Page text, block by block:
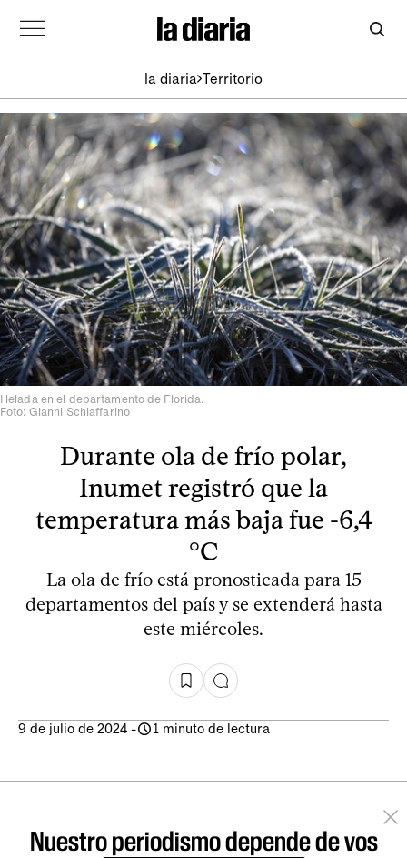
la diaria Territorio
Helada en el departamento de Florida.
Foto: Gianni Schiaffarino
Durante ola de frío polar,
Inumet registró que la
temperatura más baja fue -6,4
°C
La ola de frío está pronosticada para 15
departamentos del país y se extenderá hasta
este miércoles.
9 de julio de 2024 - 1 minuto de lectura
Nuestro periodismo depende de vos